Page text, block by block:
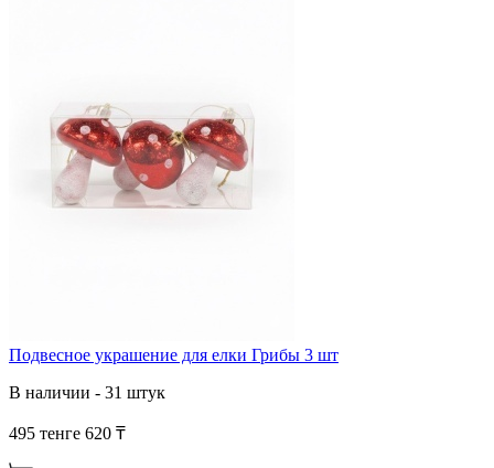
Подвесное украшение для елки Грибы 3 шт
В наличии - 31 штук
495 тенге 620 ₸